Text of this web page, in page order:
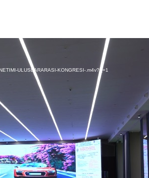
ULUSLARARASI-KONGRESI-.m4v?_=1